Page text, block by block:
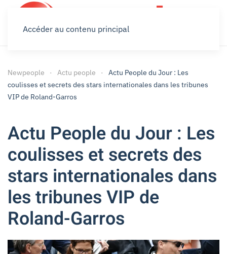
Accéder au contenu principal
Newpeople Actu people
Actu People du Jour : Les
coulisses et secrets des stars internationales dans les tribunes
VIP de Roland-Garros
Actu People du Jour : Les
coulisses et secrets des
stars internationales dans
les tribunes VIP de
Roland-Garros